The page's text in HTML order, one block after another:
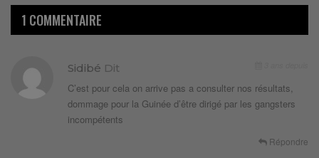
1 COMMENTAIRE
Sidibé Dit
C’est pour cela on arrive pas a consulter nos résultats,
dommage pour la Guinée d’être dirigé par les gangsters
incompétents
Répondre